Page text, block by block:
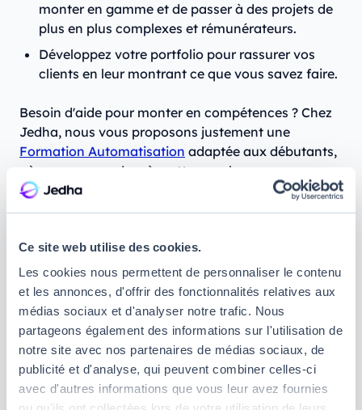
Ce site web utilise des cookies.
Les cookies nous permettent de personnaliser le contenu
et les annonces, d'offrir des fonctionnalités relatives aux
médias sociaux et d'analyser notre trafic. Nous
partageons également des informations sur l'utilisation de
notre site avec nos partenaires de médias sociaux, de
publicité et d'analyse, qui peuvent combiner celles-ci
avec d'autres informations que vous leur avez fournies
monter en gamme et de passer à des projets de
plus en plus complexes et rémunérateurs.
Développez votre portfolio pour rassurer vos
clients en leur montrant ce que vous savez faire.
Besoin d'aide pour monter en compétences ? Chez
Jedha, nous vous proposons justement une
Formation Automatisation adaptée aux débutants,
où vous apprendrez à mettre en place vos propres
workflows autonomes et à en créer pour vos futurs
clients.
3. Développer des chatbots ou des
apps IA sur mesure
Grâce à l’IA, vous pourrez créer des applications ou
des chatbots sur mesure quijoueront le rôle
d’assistants virtuels 24/7. L’intérêt ? Cesassistants
IApourront vous décharger, vous et vos clients,